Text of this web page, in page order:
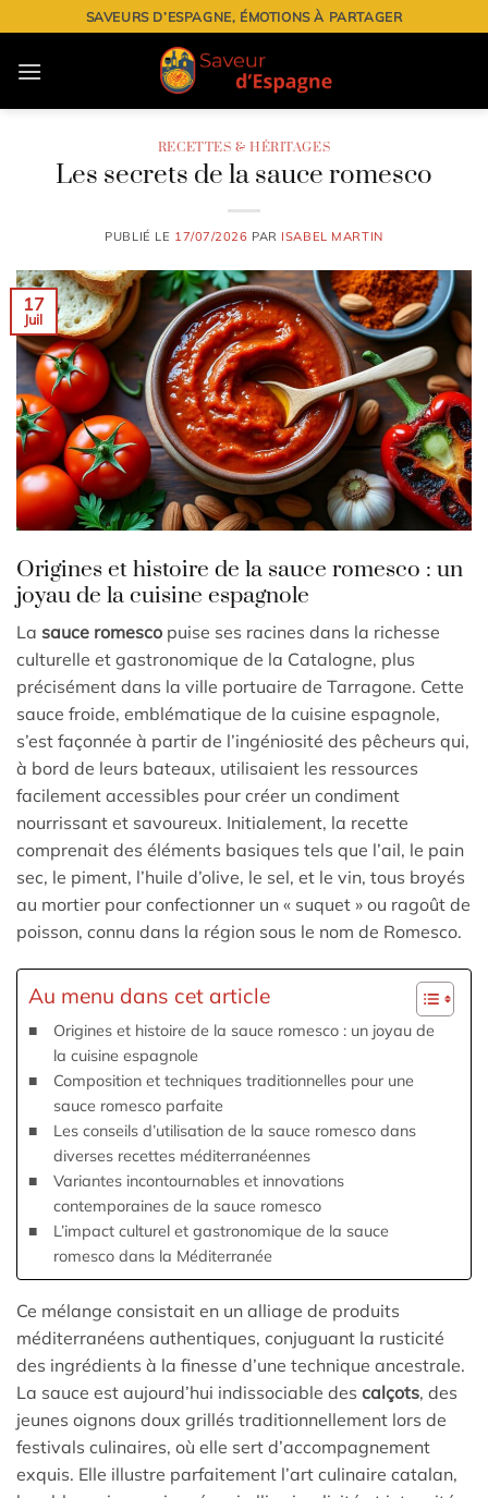
au
contenu
SAVEURS D’ESPAGNE, ÉMOTIONS À PARTAGER
RECETTES & HÉRITAGES
Les secrets de la sauce romesco
PUBLIÉ LE 17/07/2026 PAR ISABEL MARTIN
17
Juil
Origines et histoire de la sauce romesco : un
joyau de la cuisine espagnole
La sauce romesco puise ses racines dans la richesse
culturelle et gastronomique de la Catalogne, plus
précisément dans la ville portuaire de Tarragone. Cette
sauce froide, emblématique de la cuisine espagnole,
s’est façonnée à partir de l’ingéniosité des pêcheurs qui,
à bord de leurs bateaux, utilisaient les ressources
facilement accessibles pour créer un condiment
nourrissant et savoureux. Initialement, la recette
comprenait des éléments basiques tels que l’ail, le pain
sec, le piment, l’huile d’olive, le sel, et le vin, tous broyés
au mortier pour confectionner un « suquet » ou ragoût de
poisson, connu dans la région sous le nom de Romesco.
Au menu dans cet article
Origines et histoire de la sauce romesco : un joyau de
la cuisine espagnole
Composition et techniques traditionnelles pour une
sauce romesco parfaite
Les conseils d’utilisation de la sauce romesco dans
diverses recettes méditerranéennes
Variantes incontournables et innovations
contemporaines de la sauce romesco
L’impact culturel et gastronomique de la sauce
romesco dans la Méditerranée
Ce mélange consistait en un alliage de produits
méditerranéens authentiques, conjuguant la rusticité
des ingrédients à la finesse d’une technique ancestrale.
La sauce est aujourd’hui indissociable des calçots, des
jeunes oignons doux grillés traditionnellement lors de
festivals culinaires, où elle sert d’accompagnement
exquis. Elle illustre parfaitement l’art culinaire catalan,